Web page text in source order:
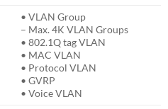
• VLAN Group
– Max. 4K VLAN Groups
• 802.1Q tag VLAN
• MAC VLAN
• Protocol VLAN
• GVRP
• Voice VLAN